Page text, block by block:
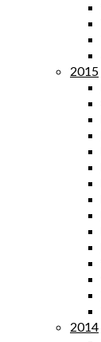
2015
2014